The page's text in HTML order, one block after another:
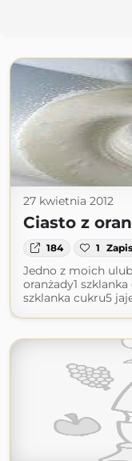
27 kwietnia 2012
Ciasto z
184 1
Jedno z moich
oranżady1
szklanka cukru5